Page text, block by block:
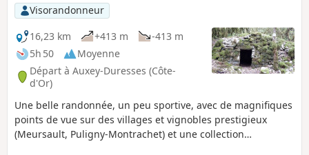
Visorandonneur
16,23 km
+413 m
-413 m
5h 50
Moyenne
Départ à Auxey-Duresses (Côte-
d'Or)
Une belle randonnée, un peu sportive, avec de magnifiques
points de vue sur des villages et vignobles prestigieux
(Meursault, Puligny-Montrachet) et une collection